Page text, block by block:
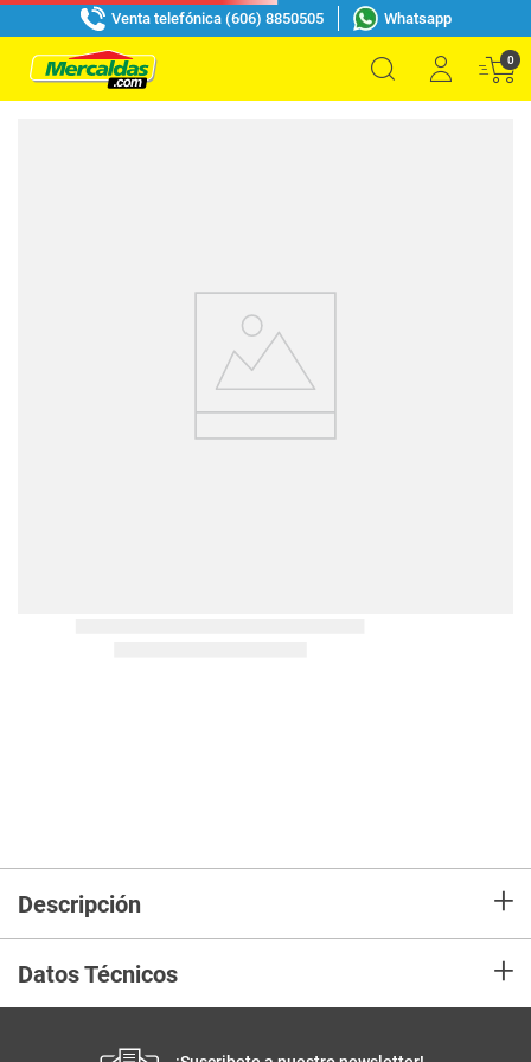
Venta telefónica (606) 8850505 Whatsapp
0
Descripción +
Datos Técnicos +